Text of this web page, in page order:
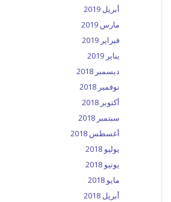
أبريل 2019
مارس 2019
فبراير 2019
يناير 2019
ديسمبر 2018
نوفمبر 2018
أكتوبر 2018
سبتمبر 2018
أغسطس 2018
يوليو 2018
يونيو 2018
مايو 2018
أبريل 2018